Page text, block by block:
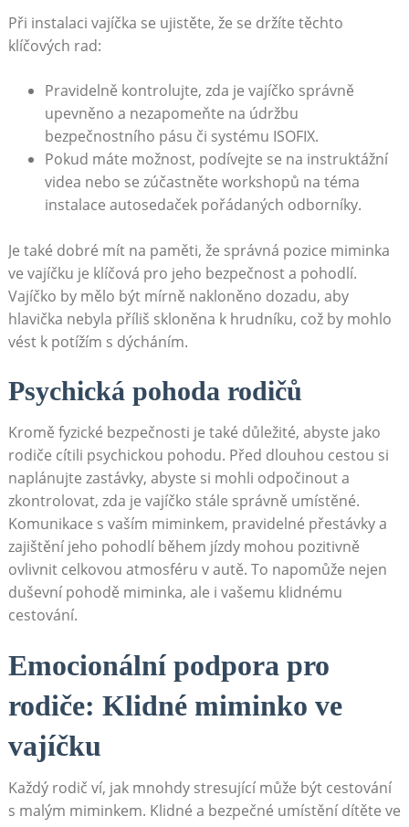
Při instalaci vajíčka se ujistěte, že se držíte těchto
klíčových rad:
Pravidelně kontrolujte, zda je vajíčko správně
upevněno a nezapomeňte na údržbu
bezpečnostního pásu či systému ISOFIX.
Pokud máte možnost, podívejte se na instruktážní
videa nebo se zúčastněte workshopů na téma
instalace autosedaček pořádaných odborníky.
Je také dobré mít na paměti, že správná pozice miminka
ve vajíčku je klíčová pro jeho bezpečnost a pohodlí.
Vajíčko by mělo být mírně nakloněno dozadu, aby
hlavička nebyla příliš skloněna k hrudníku, což by mohlo
vést k potížím s dýcháním.
Psychická pohoda rodičů
Kromě fyzické bezpečnosti je také důležité, abyste jako
rodiče cítili psychickou pohodu. Před dlouhou cestou si
naplánujte zastávky, abyste si mohli odpočinout a
zkontrolovat, zda je vajíčko stále správně umístěné.
Komunikace s vaším miminkem, pravidelné přestávky a
zajištění jeho pohodlí během jízdy mohou pozitivně
ovlivnit celkovou atmosféru v autě. To napomůže nejen
duševní pohodě miminka, ale i vašemu klidnému
cestování.
Emocionální podpora pro
rodiče: Klidné miminko ve
vajíčku
Každý rodič ví, jak mnohdy stresující může být cestování
s malým miminkem. Klidné a bezpečné umístění dítěte ve